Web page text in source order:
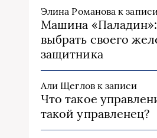
Элина Романова к
Машина
выбрать своего
защитника
Али Щегловк записи
Что такое
такой управленец?